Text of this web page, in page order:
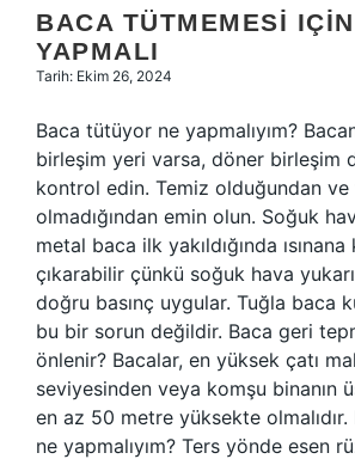
BACA TÜTMEMESI
YAPMALI
Tarih: Ekim 26, 2024
Baca tütüyor ne yapmalıyım?
birleşim yeri varsa, döner birleşim
kontrol edin. Temiz olduğundan ve
olmadığından emin olun. Soğuk
metal baca ilk yakıldığında
çıkarabilir çünkü soğuk hava
doğru basınç uygular. Tuğla baca
bu bir sorun değildir. Baca geri
önlenir? Bacalar, en yüksek çatı
seviyesinden veya komşu binanın
en az 50 metre yüksekte
ne yapmalıyım? Ters yönde esen